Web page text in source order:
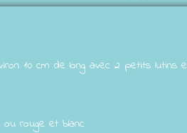
10 cm de long avec 2 petits lutins
ou rouge et blanc